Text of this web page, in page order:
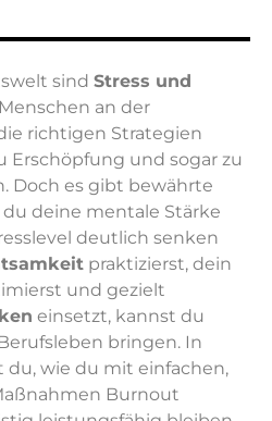
sind Stress und
an der
richtigen Strategien
Erschöpfung und sogar zu
Doch es gibt bewährte
deine mentale Stärke
deutlich senken
praktizierst, dein
und gezielt
einsetzt, kannst du
bringen. In
du, wie du mit einfachen,
Burnout